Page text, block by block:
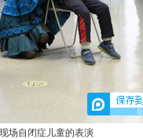
0
现场自闭症儿童的表演